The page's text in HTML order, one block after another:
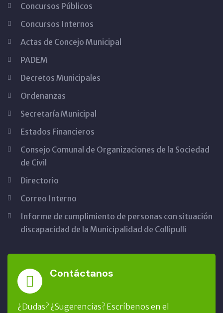
Concursos Públicos
Concursos Internos
Actas de Concejo Municipal
PADEM
Decretos Municipales
Ordenanzas
Secretaría Municipal
Estados Financieros
Consejo Comunal de Organizaciones de la Sociedad
de Civil
Directorio
Correo Interno
Informe de cumplimiento de personas con situación
discapacidad de la Municipalidad de Collipulli
Contáctanos
¿Dudas? ¿Sugerencias? Escríbenos en el